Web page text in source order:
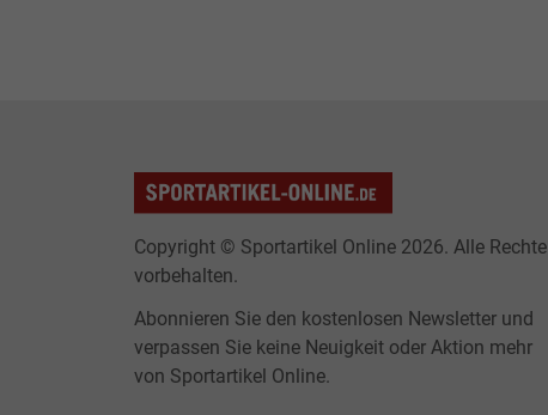
Copyright © Sportartikel Online 2026. Alle Rechte
vorbehalten.
Abonnieren Sie den kostenlosen Newsletter und
verpassen Sie keine Neuigkeit oder Aktion mehr
von Sportartikel Online.